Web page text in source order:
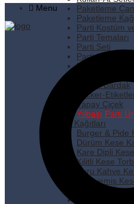
Paketleme
Paketleme
Parti Kostüm
Parti Temaları
Parti Seti
Parti Süsleri
Pipet
Plastik Bardak
Sticker-
Yapay Çiçek
Yılbaşı Parti
Kese Kağıtları
Burger & Pide
Dürüm Kese
Kare Dipli Kese
Kilitli Kese
Kuru Kahve
Kuruyemiş
Pastane Kese
Menu